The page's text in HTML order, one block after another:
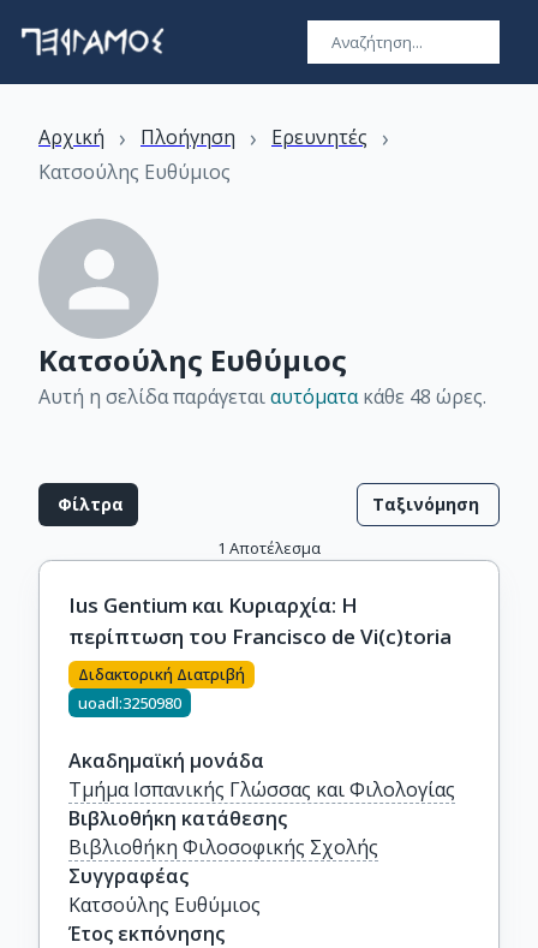
Αρχική › Πλοήγηση › Ερευνητές ›
Κατσούλης Ευθύμιος
Κατσούλης Ευθύμιος
Αυτή η σελίδα παράγεταιαυτόματακάθε 48 ώρες.
Φίλτρα Ταξινόμηση
1 Αποτέλεσμα
Ius Gentium και Κυριαρχία: Η
περίπτωση του Francisco de Vi(c)toria
Διδακτορική Διατριβή
uoadl:3250980
Ακαδημαϊκή μονάδα
Τμήμα Ισπανικής Γλώσσας και Φιλολογίας
Βιβλιοθήκη κατάθεσης
Βιβλιοθήκη Φιλοσοφικής Σχολής
Συγγραφέας
Κατσούλης Ευθύμιος
Έτος εκπόνησης